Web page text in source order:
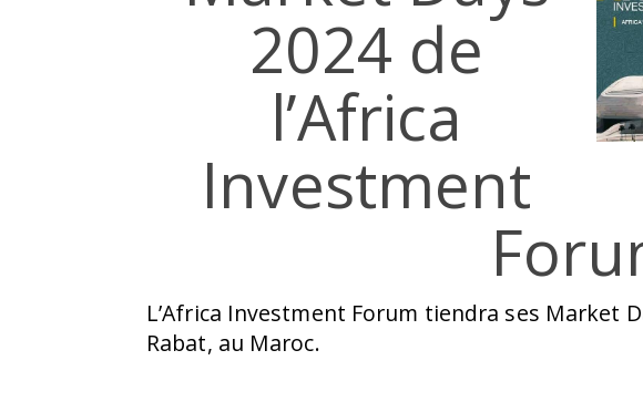
2024 de
l’Africa
Investment
L’Africa Investment Forum tiendra ses Market
Rabat, au Maroc.